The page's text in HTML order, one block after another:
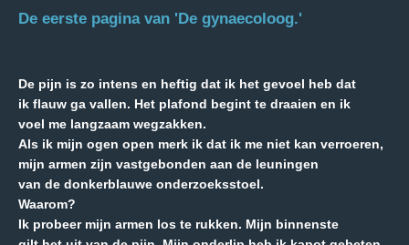
De eerste pagina van 'De gynaecoloog.'
De pijn is zo intens en heftig dat ik het gevoel heb dat
ik flauw ga vallen. Het plafond begint te draaien en ik
voel me langzaam wegzakken.
Als ik mijn ogen open merk ik dat ik me niet kan verroeren,
mijn armen zijn vastgebonden aan de leuningen
van de donkerblauwe onderzoeksstoel.
Waarom?
Ik probeer mijn armen los te rukken. Mijn binnenste